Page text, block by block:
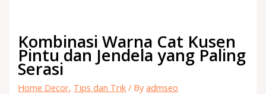
Kombinasi Warna Cat Kusen
Pintu dan Jendela yang Paling
Serasi
Home Decor, Tips dan Trik / Byadmseo